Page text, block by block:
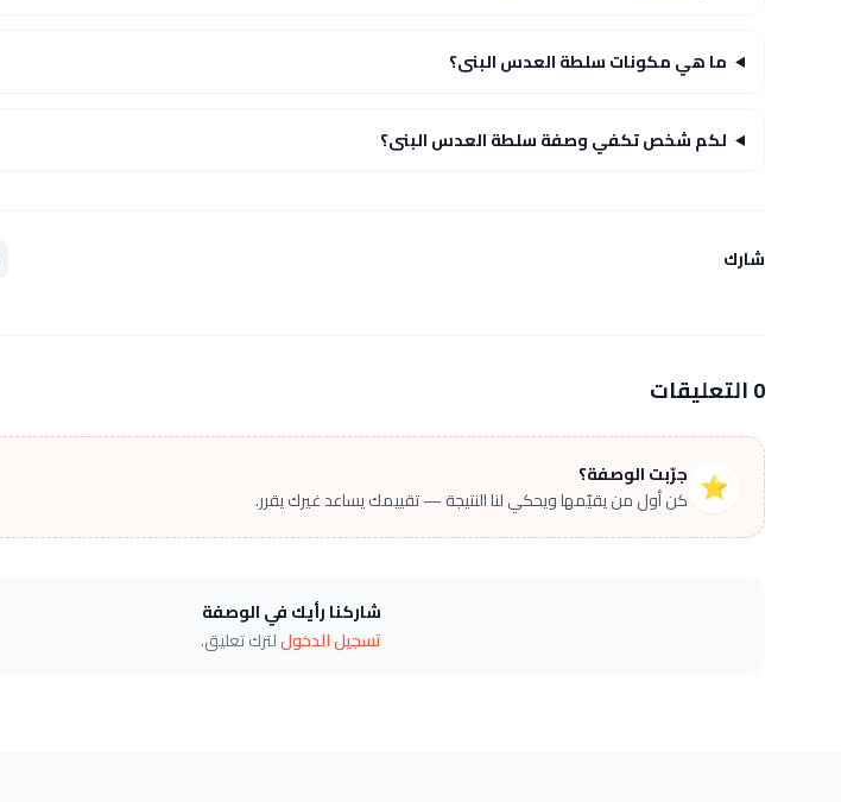
ما هي مكونات سلطة العدس البنى؟
لكم شخص تكفي وصفة سلطة العدس البنى؟
شارك
0 التعليقات
⭐ جرّبت الوصفة؟
كن أول من يقيّمها ويحكي لنا النتيجة — تقييمك يساعد غيرك يقرر.
شاركنا رأيك في الوصفة
تسجيل الدخوللترك تعليق.